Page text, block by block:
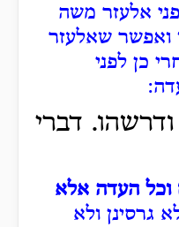
אלעזר משה
ואפשר שאלעזר
כן לפני
דברי
וכל העדה אלא
גרסינן ולא